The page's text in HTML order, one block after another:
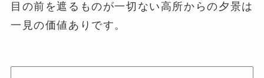
目の前を遮るものが一切ない高所からの夕景は
一見の価値ありです。